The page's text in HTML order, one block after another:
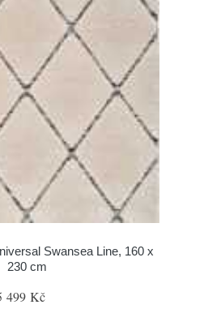
Swansea Line, 160 x
230 cm
499 Kč